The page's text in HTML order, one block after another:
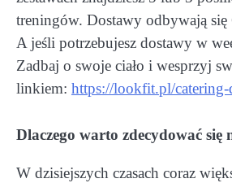
treningów. Dostawy odbywają się
A jeśli potrzebujesz dostawy w
Zadbaj o swoje ciało i wesprzyj
linkiem: https://lookfit.pl/
Dlaczego warto zdecydować się
W dzisiejszych czasach coraz